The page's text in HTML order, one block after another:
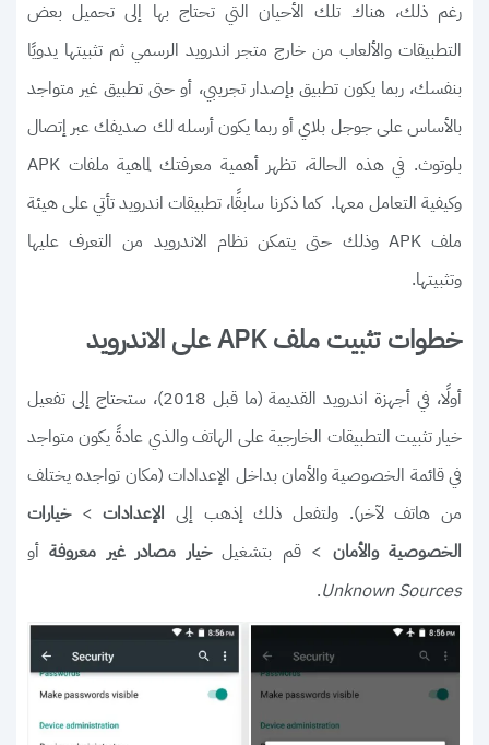
رغم ذلك، هناك تلك الأحيان التي تحتاج بها إلى تحميل بعض
التطبيقات والألعاب من خارج متجر اندرويد الرسمي ثم تثبيتها يدويًا
بنفسك، ربما يكون تطبيق بإصدار تجريبي، أو حتى تطبيق غير متواجد
بالأساس على جوجل بلاي أو ربما يكون أرسله لك صديفك عبر إتصال
بلوتوث. في هذه الحالة، تظهر أهمية معرفتك لماهية ملفات APK
وكيفية التعامل معها. كما ذكرنا سابقًا، تطبيقات اندرويد تأتي على هيئة
ملف APK وذلك حتى يتمكن نظام الاندرويد من التعرف عليها
وتثبيتها.
خطوات تثبيت ملف APK على الاندرويد
أولًا، في أجهزة اندرويد القديمة (ما قبل 2018)، ستحتاج إلى تفعيل
خيار تثبيت التطبيقات الخارجية على الهاتف والذي عادةً يكون متواجد
في قائمة الخصوصية والأمان بداخل الإعدادات (مكان تواجده يختلف
من هاتف لآخر). ولتفعل ذلك إذهب إلى الإعدادات>خيارات
الخصوصية والأمان > قم بتشغيلخيار مصادر غير معروفةأو
Unknown Sources
.